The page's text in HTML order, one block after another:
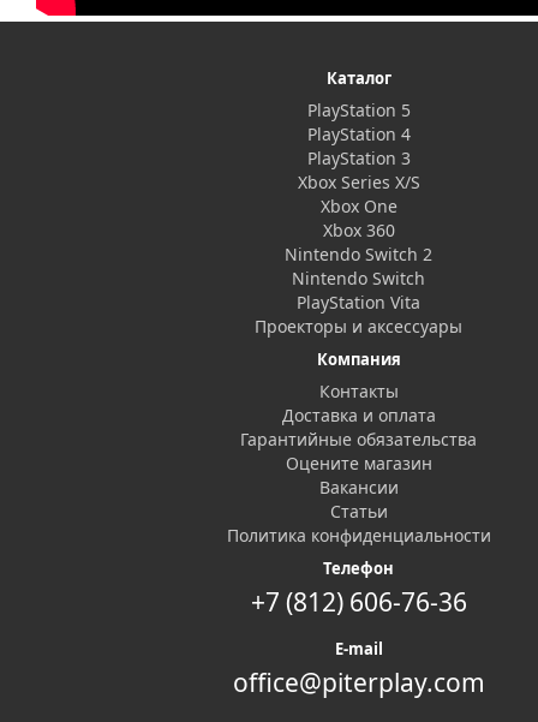
Каталог
PlayStation 5
PlayStation 4
PlayStation 3
Xbox Series X/S
Xbox One
Xbox 360
Nintendo Switch 2
Nintendo Switch
PlayStation Vita
Проекторы и аксессуары
Компания
Контакты
Доставка и оплата
Гарантийные обязательства
Оцените магазин
Вакансии
Статьи
Политика конфиденциальности
Телефон
+7 (812) 606-76-36
E-mail
office@piterplay.com